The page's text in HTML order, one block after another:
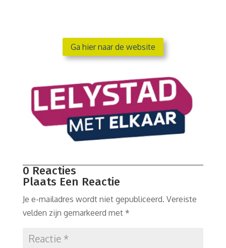
Ga hier naar de website
0 Reacties
Plaats Een Reactie
Je e-mailadres wordt niet gepubliceerd. Vereiste
velden zijn gemarkeerd met *